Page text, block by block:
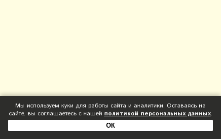
Мы используем куки для работы сайта и аналитики. Оставаясь на
сайте, вы соглашаетесь с нашей политикой персональных данных.
ОК